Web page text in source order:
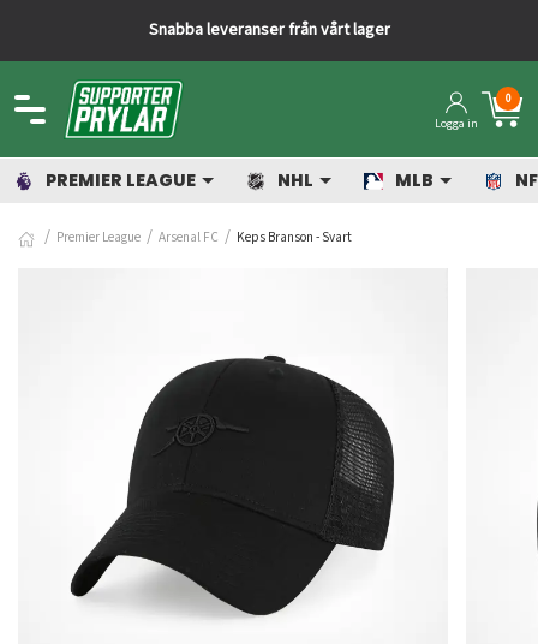
Snabba leveranser från vårt lager
Logga in
0
PREMIER LEAGUE NHL MLB
Premier League Arsenal FC Keps Branson - Svart